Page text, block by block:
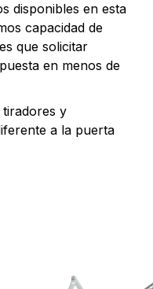
disponibles en esta
capacidad de
que solicitar
en menos de
y
a la puerta